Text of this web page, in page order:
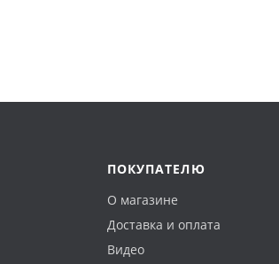
ПОКУПАТЕЛЮ
О магазине
Доставка и оплата
Видео